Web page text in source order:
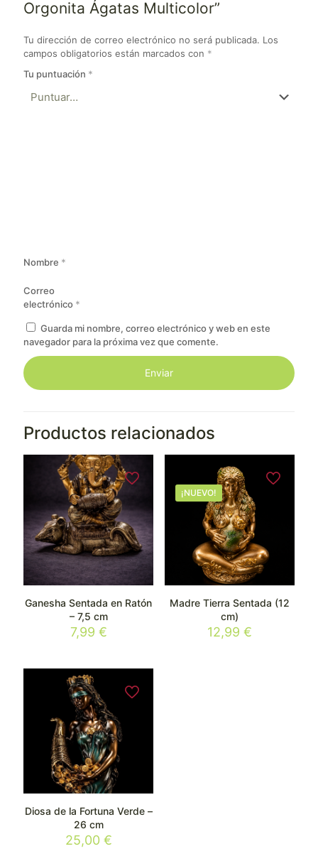
Orgonita Ágatas Multicolor”
Tu dirección de correo electrónico no será publicada. Los
campos obligatorios están marcados con *
Tu puntuación *
Nombre *
Correo
electrónico *
Guarda mi nombre, correo electrónico y web en este
navegador para la próxima vez que comente.
Productos relacionados
Ganesha Sentada en Ratón
– 7,5 cm
7,99 €
¡NUEVO!
Madre Tierra Sentada (12
cm)
12,99 €
Diosa de la Fortuna Verde –
26 cm
25,00 €